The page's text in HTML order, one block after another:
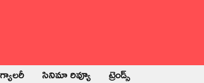
సినిమా రివ్యూ ట్రెండ్స్